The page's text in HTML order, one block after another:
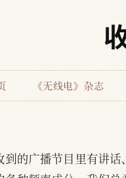
《无线电》杂志
到的广播节目里有讲